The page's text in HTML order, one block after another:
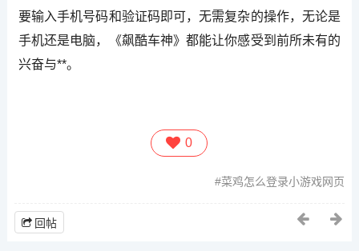
要输入手机号码和验证码即可，无需复杂的操作，无论是
手机还是电脑，《飙酷车神》都能让你感受到前所未有的
兴奋与**。
0
菜鸡怎么登录小游戏网页
回帖